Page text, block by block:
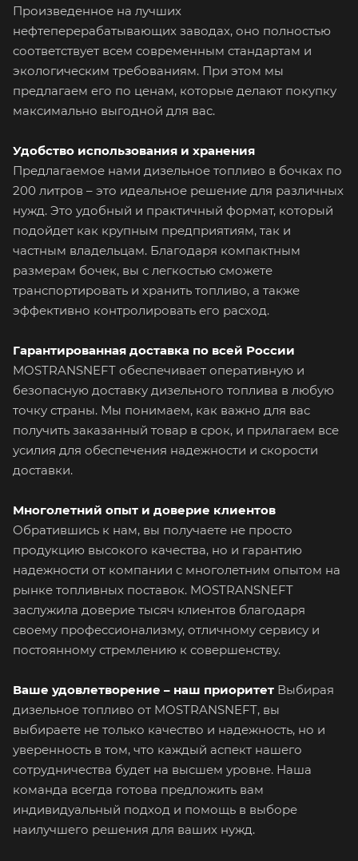
Произведенное на лучших
нефтеперерабатывающих заводах, оно полностью
соответствует всем современным стандартам и
экологическим требованиям. При этом мы
предлагаем его по ценам, которые делают покупку
максимально выгодной для вас.
Удобство использования и хранения
Предлагаемое нами дизельное топливо в бочках по
200 литров – это идеальное решение для различных
нужд. Это удобный и практичный формат, который
подойдет как крупным предприятиям, так и
частным владельцам. Благодаря компактным
размерам бочек, вы с легкостью сможете
транспортировать и хранить топливо, а также
эффективно контролировать его расход.
Гарантированная доставка по всей России
MOSTRANSNEFT обеспечивает оперативную и
безопасную доставку дизельного топлива в любую
точку страны. Мы понимаем, как важно для вас
получить заказанный товар в срок, и прилагаем все
усилия для обеспечения надежности и скорости
доставки.
Многолетний опыт и доверие клиентов
Обратившись к нам, вы получаете не просто
продукцию высокого качества, но и гарантию
надежности от компании с многолетним опытом на
рынке топливных поставок. MOSTRANSNEFT
заслужила доверие тысяч клиентов благодаря
своему профессионализму, отличному сервису и
постоянному стремлению к совершенству.
Ваше удовлетворение – наш приоритет Выбирая
дизельное топливо от MOSTRANSNEFT, вы
выбираете не только качество и надежность, но и
уверенность в том, что каждый аспект нашего
сотрудничества будет на высшем уровне. Наша
команда всегда готова предложить вам
индивидуальный подход и помощь в выборе
наилучшего решения для ваших нужд.